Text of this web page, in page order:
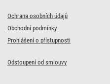
Ochrana osobních údajů
Obchodní podmínky
Prohlášení o přístupnosti
Odstoupení od smlouvy